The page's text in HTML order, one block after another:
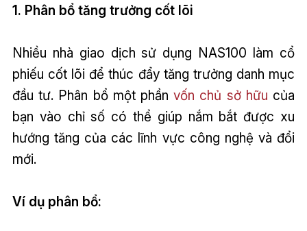
1. Phân bổ tăng trưởng cốt lõi
Nhiều nhà giao dịch sử dụng NAS100 làm cổ
phiếu cốt lõi để thúc đẩy tăng trưởng danh mục
đầu tư. Phân bổ một phầnvốn chủ sở hữu của
bạn vào chỉ số có thể giúp nắm bắt được xu
hướng tăng của các lĩnh vực công nghệ và đổi
mới.
Ví dụ phân bổ: